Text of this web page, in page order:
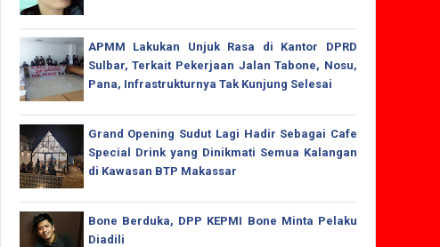
APMM Lakukan Unjuk Rasa di Kantor DPRD
Sulbar, Terkait Pekerjaan Jalan Tabone, Nosu,
Pana, Infrastrukturnya Tak Kunjung Selesai
Grand Opening Sudut Lagi Hadir Sebagai Cafe
Special Drink yang Dinikmati Semua Kalangan
di Kawasan BTP Makassar
Bone Berduka, DPP KEPMI Bone Minta Pelaku
Diadili